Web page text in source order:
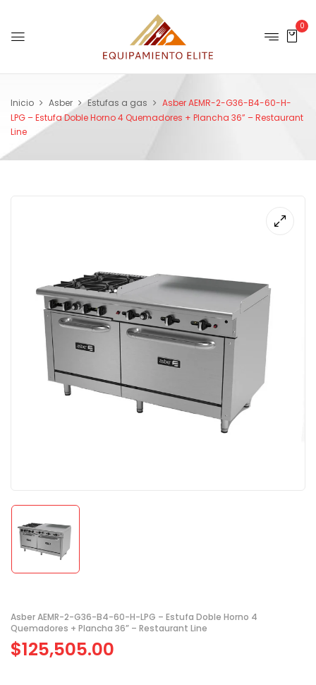
0
Inicio Asber Estufas a gas
Asber AEMR-2-G36-B4-60-H-
LPG – Estufa Doble Horno 4 Quemadores + Plancha 36” – Restaurant
Line
Asber AEMR-2-G36-B4-60-H-LPG – Estufa Doble Horno 4
Quemadores + Plancha 36” – Restaurant Line
$125,505.00